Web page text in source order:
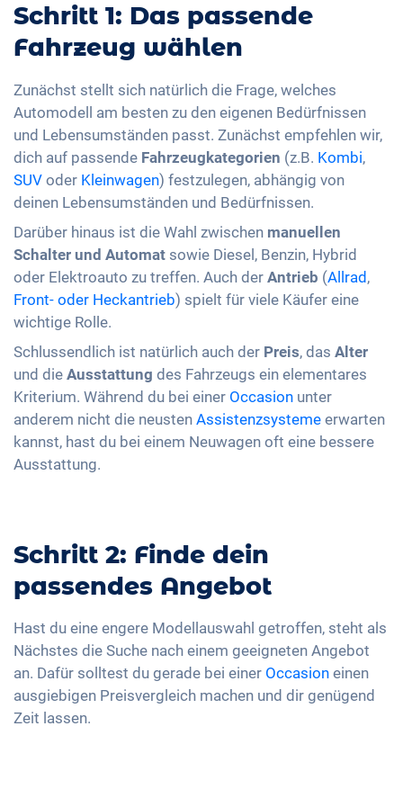
Schritt 1: Das passende
Fahrzeug wählen
Zunächst stellt sich natürlich die Frage, welches
Automodell am besten zu den eigenen Bedürfnissen
und Lebensumständen passt. Zunächst empfehlen wir,
dich auf passende Fahrzeugkategorien (z.B. Kombi,
SUV oder Kleinwagen) festzulegen, abhängig von
deinen Lebensumständen und Bedürfnissen.
Darüber hinaus ist die Wahl zwischen manuellen
Schalter und Automat sowie Diesel, Benzin, Hybrid
oder Elektroauto zu treffen. Auch der Antrieb (Allrad,
Front- oder Heckantrieb) spielt für viele Käufer eine
wichtige Rolle.
Schlussendlich ist natürlich auch der Preis, das Alter
und die Ausstattung des Fahrzeugs ein elementares
Kriterium. Während du bei einer Occasion unter
anderem nicht die neusten Assistenzsysteme erwarten
kannst, hast du bei einem Neuwagen oft eine bessere
Ausstattung.
Schritt 2: Finde dein
passendes Angebot
Hast du eine engere Modellauswahl getroffen, steht als
Nächstes die Suche nach einem geeigneten Angebot
an. Dafür solltest du gerade bei einer Occasion einen
ausgiebigen Preisvergleich machen und dir genügend
Zeit lassen.